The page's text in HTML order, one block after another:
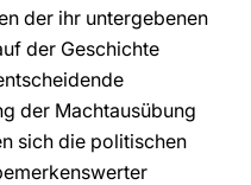
der ihr untergebenen
der Geschichte
der Machtausübung
sich die politischen